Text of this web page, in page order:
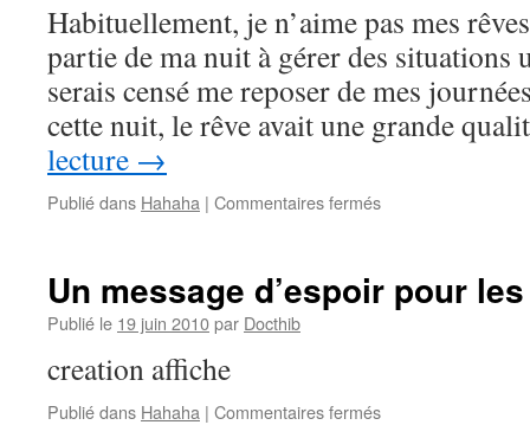
Habituellement, je n’aime pas mes
partie de ma nuit à gérer des situations
serais censé me reposer de mes
cette nuit, le rêve avait une grande
lecture →
Publié dans Hahaha | Commentaires ferméssur
cette
Un message d’espoir pour
Publié le 19 juin 2010par Docthib
creation affiche
Publié dans Hahaha | Commentaires ferméssur